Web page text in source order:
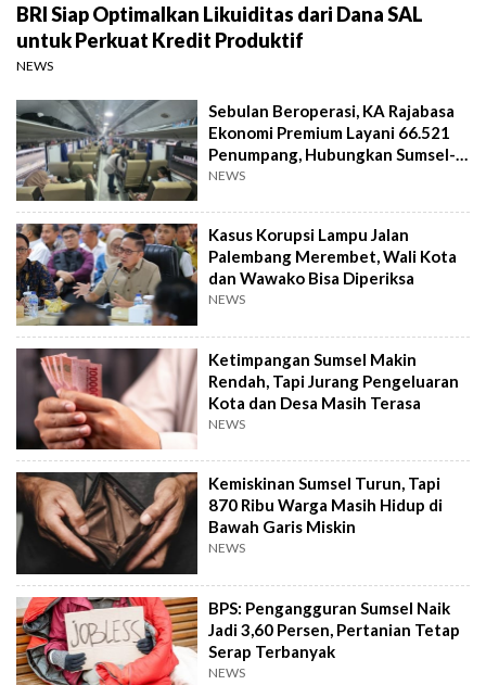
BRI Siap Optimalkan Likuiditas dari Dana SAL
untuk Perkuat Kredit Produktif
NEWS
Sebulan Beroperasi, KA Rajabasa
Ekonomi Premium Layani 66.521
Penumpang, Hubungkan Sumsel-
Lampung
NEWS
Kasus Korupsi Lampu Jalan
Palembang Merembet, Wali Kota
dan Wawako Bisa Diperiksa
NEWS
Ketimpangan Sumsel Makin
Rendah, Tapi Jurang Pengeluaran
Kota dan Desa Masih Terasa
NEWS
Kemiskinan Sumsel Turun, Tapi
870 Ribu Warga Masih Hidup di
Bawah Garis Miskin
NEWS
BPS: Pengangguran Sumsel Naik
Jadi 3,60 Persen, Pertanian Tetap
Serap Terbanyak
NEWS